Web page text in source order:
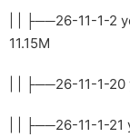
| | ├──26-11-1-2
11.15M
| | ├──26-11-1-
| | ├──26-11-1-21